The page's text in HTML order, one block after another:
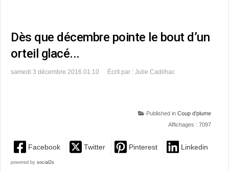
Dès que décembre pointe le bout d’un
orteil glacé...
samedi 3 décembre 2016 01:10 Écrit par : Julie Cadilhac
Published in Coup d’plume
Affichages : 7097
Facebook Twitter Pinterest Linkedin
powered by social2s